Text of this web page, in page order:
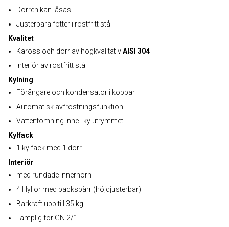
Dörren kan låsas
Justerbara fötter i rostfritt stål
Kvalitet
Kaross och dörr av högkvalitativAISI 304
Interiör av rostfritt stål
Kylning
Förångare och kondensator i koppar
Automatisk avfrostningsfunktion
Vattentömning inne i kylutrymmet
Kylfack
1 kylfack med 1 dörr
Interiör
med rundade innerhörn
4 Hyllor med backspärr (höjdjusterbar)
Bärkraft upp till 35 kg
Lämplig för GN 2/1